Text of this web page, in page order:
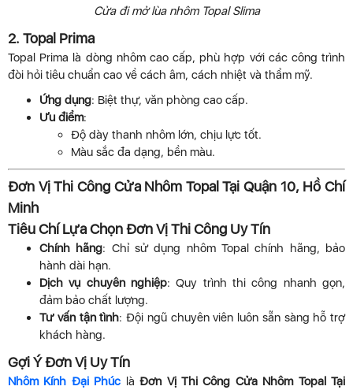
Cửa đi mở lùa nhôm Topal Slima
2. Topal Prima
Topal Prima là dòng nhôm cao cấp, phù hợp với các công trình
đòi hỏi tiêu chuẩn cao về cách âm, cách nhiệt và thẩm mỹ.
Ứng dụng: Biệt thự, văn phòng cao cấp.
Ưu điểm:
Độ dày thanh nhôm lớn, chịu lực tốt.
Màu sắc đa dạng, bền màu.
Đơn Vị Thi Công Cửa Nhôm Topal Tại Quận 10, Hồ Chí
Minh
Tiêu Chí Lựa Chọn Đơn Vị Thi Công Uy Tín
Chính hãng: Chỉ sử dụng nhôm Topal chính hãng, bảo
hành dài hạn.
Dịch vụ chuyên nghiệp: Quy trình thi công nhanh gọn,
đảm bảo chất lượng.
Tư vấn tận tình: Đội ngũ chuyên viên luôn sẵn sàng hỗ trợ
khách hàng.
Gợi Ý Đơn Vị Uy Tín
Nhôm Kính Đại Phúc làĐơn Vị Thi Công Cửa Nhôm Topal Tại